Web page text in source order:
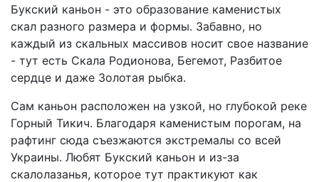
Букский каньон - это образование каменистых
скал разного размера и формы. Забавно, но
каждый из скальных массивов носит свое название
- тут есть Скала Родионова, Бегемот, Разбитое
сердце и даже Золотая рыбка.
Сам каньон расположен на узкой, но глубокой реке
Горный Тикич. Благодаря каменистым порогам, на
рафтинг сюда съезжаются экстремалы со всей
Украины. Любят Букский каньон и из-за
скалолазанья, которое тут практикуют как